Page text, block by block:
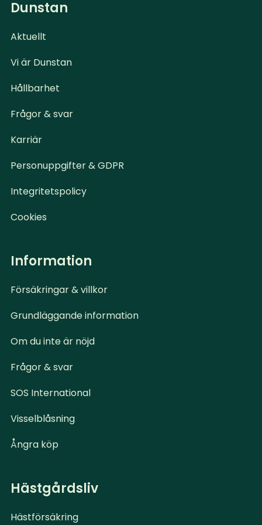
Dunstan
Aktuellt
Vi är Dunstan
Hållbarhet
Frågor & svar
Karriär
Personuppgifter & GDPR
Integritetspolicy
Cookies
Information
Försäkringar & villkor
Grundläggande information
Om du inte är nöjd
Frågor & svar
SOS International
Visselblåsning
Ångra köp
Hästgårdsliv
Hästförsäkring